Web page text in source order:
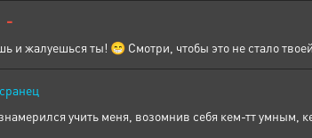
-
и жалуешься ты! 😁 Смотри, чтобы это не стало
учить меня, возомнив себя кем-тт умным,